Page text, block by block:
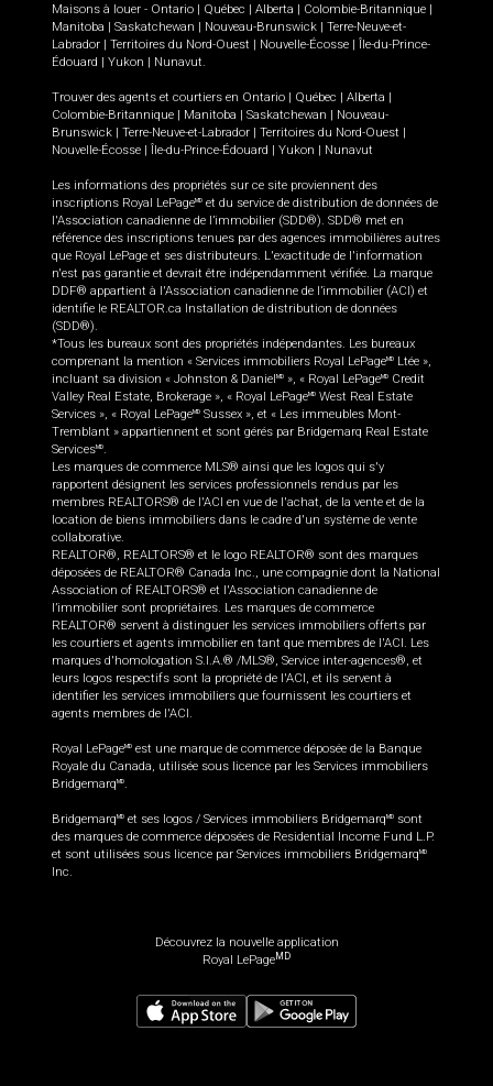
Maisons à louer - Ontario Québec Alberta Colombie-Britannique
Manitoba
Saskatchewan Nouveau-Brunswick
Terre-Neuve-et-
Labrador
Territoires du Nord-Ouest Nouvelle-Écosse
Île-du-Prince-
Édouard
Yukon Nunavut.
Trouver des agents et courtiers en Ontario Québec Alberta
Colombie-Britannique
Manitoba Saskatchewan
Nouveau-
Brunswick
Terre-Neuve-et-Labrador Territoires du Nord-Ouest
Nouvelle-Écosse
Île-du-Prince-Édouard Yukon Nunavut
Les informations des propriétés sur ce site proviennent des
inscriptions Royal LePageMD et du service de distribution de données de
l'Association canadienne de l’immobilier (SDD®). SDD® met en
référence des inscriptions tenues par des agences immobilières autres
que Royal LePage et ses distributeurs. L'exactitude de l'information
n'est pas garantie et devrait être indépendamment vérifiée. La marque
DDF® appartient à l'Association canadienne de l’immobilier (ACI) et
identifie le REALTOR.ca Installation de distribution de données
(SDD®).
*Tous les bureaux sont des propriétés indépendantes. Les bureaux
comprenant la mention « Services immobiliers Royal LePageMD
Ltée »,
incluant sa division « Johnston & Daniel MD », « Royal LePageMD
Credit
Valley Real Estate, Brokerage », « Royal LePageMD West Real Estate
Services », « Royal LePageMD Sussex », et « Les immeubles Mont-
Tremblant » appartiennent et sont gérés par Bridgemarq Real Estate
ServicesMD.
Les marques de commerce MLS® ainsi que les logos qui s'y
rapportent désignent les services professionnels rendus par les
membres REALTORS® de l'ACI en vue de l'achat, de la vente et de la
location de biens immobiliers dans le cadre d'un système de vente
collaborative.
REALTOR®, REALTORS® et le logo REALTOR® sont des marques
déposées de REALTOR® Canada Inc., une compagnie dont la National
Association of REALTORS® et l'Association canadienne de
l’immobilier sont propriétaires. Les marques de commerce
REALTOR® servent à distinguer les services immobiliers offerts par
les courtiers et agents immobilier en tant que membres de l'ACI. Les
marques d'homologation S.I.A.® /MLS®, Service inter-agences®, et
leurs logos respectifs sont la propriété de l'ACI, et ils servent à
identifier les services immobiliers que fournissent les courtiers et
agents membres de l'ACI.
Royal LePageMD est une marque de commerce déposée de la Banque
Royale du Canada, utilisée sous licence par les Services immobiliers
BridgemarqMD.
BridgemarqMD et ses logos / Services immobiliers BridgemarqMD
sont
des marques de commerce déposées de Residential Income Fund L.P.
et sont utilisées sous licence par Services immobiliers BridgemarqMD
Inc.
Découvrez la nouvelle application
Royal LePageMD